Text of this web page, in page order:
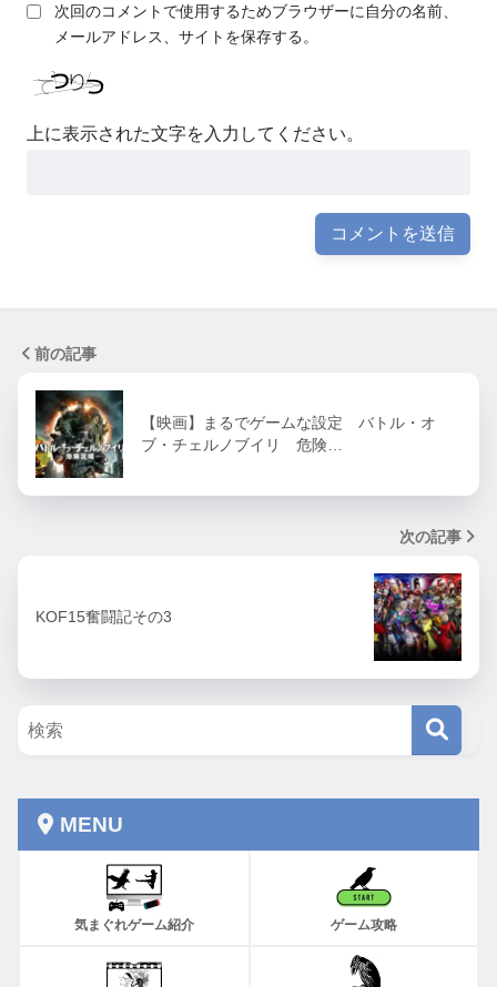
次回のコメントで使用するためブラウザーに自分の名前、
メールアドレス、サイトを保存する。
上に表示された文字を入力してください。
前の記事
【映画】まるでゲームな設定 バトル・オ
ブ・チェルノブイリ 危険…
次の記事
KOF15奮闘記その3
MENU
気まぐれゲーム紹介 ゲーム攻略